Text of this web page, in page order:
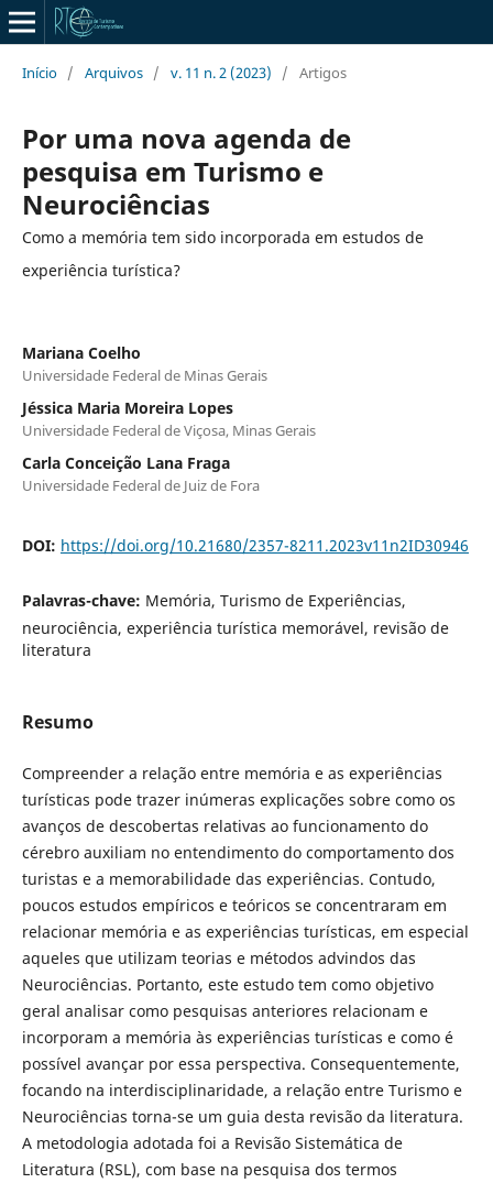
Início / Arquivos / v. 11 n. 2 (2023) / Artigos
Por uma nova agenda de
pesquisa em Turismo e
Neurociências
Como a memória tem sido incorporada em estudos de
experiência turística?
Mariana Coelho
Universidade Federal de Minas Gerais
Jéssica Maria Moreira Lopes
Universidade Federal de Viçosa, Minas Gerais
Carla Conceição Lana Fraga
Universidade Federal de Juiz de Fora
DOI: https://doi.org/10.21680/2357-8211.2023v11n2ID30946
Palavras-chave: Memória, Turismo de Experiências,
neurociência, experiência turística memorável, revisão de
literatura
Resumo
Compreender a relação entre memória e as experiências
turísticas pode trazer inúmeras explicações sobre como os
avanços de descobertas relativas ao funcionamento do
cérebro auxiliam no entendimento do comportamento dos
turistas e a memorabilidade das experiências. Contudo,
poucos estudos empíricos e teóricos se concentraram em
relacionar memória e as experiências turísticas, em especial
aqueles que utilizam teorias e métodos advindos das
Neurociências. Portanto, este estudo tem como objetivo
geral analisar como pesquisas anteriores relacionam e
incorporam a memória às experiências turísticas e como é
possível avançar por essa perspectiva. Consequentemente,
focando na interdisciplinaridade, a relação entre Turismo e
Neurociências torna-se um guia desta revisão da literatura.
A metodologia adotada foi a Revisão Sistemática de
Literatura (RSL), com base na pesquisa dos termos